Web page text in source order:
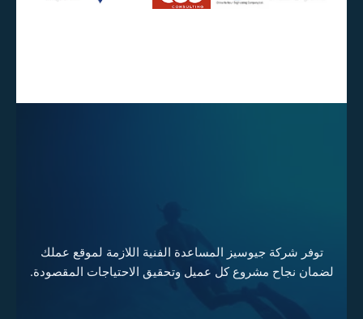
توفر شركة جيوسيز المساعدة الفنية اللازمة لموقع عملك
لضمان نجاح مشروع كل عميل وتحقيق الاحتياجات المقصودة.